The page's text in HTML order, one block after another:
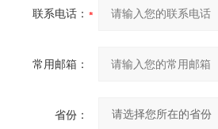
联系电话：
常用邮箱：
省份：